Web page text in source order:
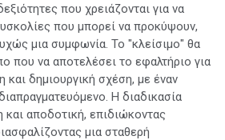
που χρειάζονται για να
που μπορεί να προκύψουν,
μια συμφωνία. Το "κλείσιμο" θα
που να αποτελέσει το εφαλτήριο για
και δημιουργική σχέση, με έναν
Η διαδικασία
και αποδοτική, επιδιώκοντας
μια σταθερή